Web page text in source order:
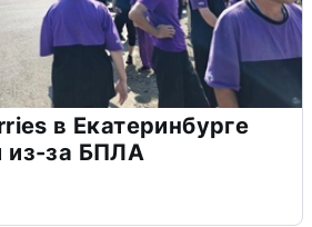
в Екатеринбурге
из-за БПЛА